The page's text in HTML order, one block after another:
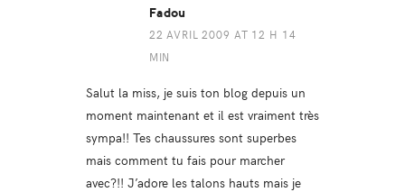
Fadou
22 AVRIL 2009 AT 12 H 14
MIN
Salut la miss, je suis ton blog depuis un
moment maintenant et il est vraiment très
sympa!! Tes chaussures sont superbes
mais comment tu fais pour marcher
avec?!! J’adore les talons hauts mais je